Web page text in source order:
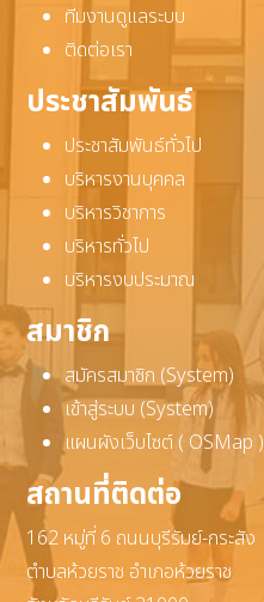
ทีมงานดูแลระบบ
ติดต่อเรา
ประชาสัมพันธ์
ประชาสัมพันธ์ทั่วไป
บริหารงานบุคคล
บริหารวิชาการ
บริหารทั่วไป
บริหารงบประมาณ
สมาชิก
สมัครสมาชิก (System)
เข้าสู่ระบบ (System)
แผนผังเว็บไซต์ ( OSMap )
สถานที่ติดต่อ
162 หมู่ที่ 6 ถนนบุรีรัมย์-กระสัง
ตำบลห้วยราช อำเภอห้วยราช